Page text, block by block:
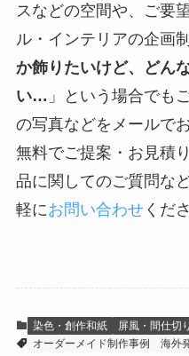
スなどの空間や、ご要
ル・インテリアの企画
か飾りたいけど、どん
い… 」という場合でも
の写真などをメールで
無料でご提案・お見積
品に関してのご質問な
軽にお問い合わせくだ
染色・創作和紙
屏風・間仕切り
オーダーメイド制作事例
海外